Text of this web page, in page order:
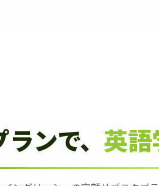
ンで、 英語